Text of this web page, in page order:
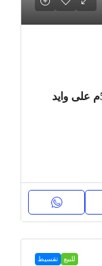
للبيع بمدينتي B14 شقة 108م بحديقة 55م على وايد
للبيع تقسيط